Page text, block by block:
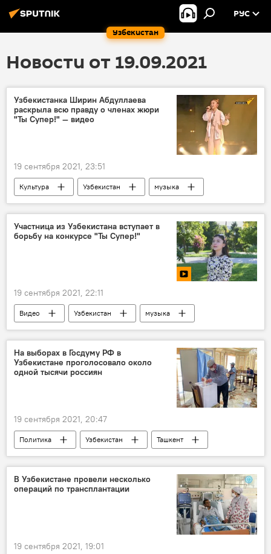
Узбекистан
РУС
Новости от 19.09.2021
Узбекистанка Ширин Абдуллаева
раскрыла всю правду о членах жюри
"Ты Супер!" — видео
19 сентября 2021, 23:51
Культура Узбекистан
музыка
Ты Супер
Участница из Узбекистана вступает в
борьбу на конкурсе "Ты Супер!"
19 сентября 2021, 22:11
Видео Узбекистан
музыка
Ты супер
На выборах в Госдуму РФ в
Узбекистане проголосовало около
одной тысячи россиян
19 сентября 2021, 20:47
Политика Узбекистан
Ташкент
Самарканд
Фергана
выборы
голосование
Госдума РФ
В Узбекистане провели несколько
операций по трансплантации
19 сентября 2021, 19:01